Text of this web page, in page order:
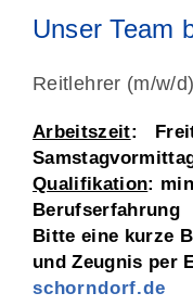
Unser Team
Reitlehrer (m/w/
Arbeitszeit:
Qualifikation:
Berufserfahrung
Bitte eine kurze
und Zeugnis per
schorndorf.de